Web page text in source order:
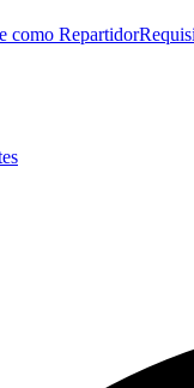
como Repartidor